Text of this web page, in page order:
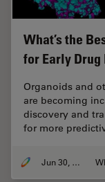
What’s the
for Early Drug
Organoids and
are becoming
discovery and
for more
Jun 30, 2026